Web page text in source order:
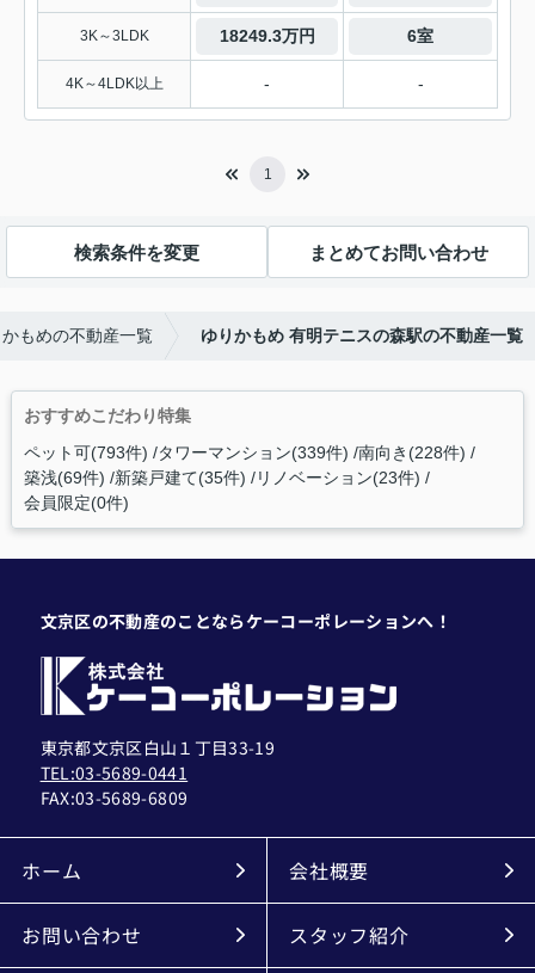
3K～3LDK 18249.3万円 6室
4K～4LDK以上 - -
1
検索条件を変更 まとめてお問い合わせ
もめの不動産一覧 ゆりかもめ 有明テニスの森駅の不動産一覧
おすすめこだわり特集
ペット可(793件) タワーマンション(339件) 南向き(228件)
築浅(69件) 新築戸建て(35件) リノベーション(23件)
会員限定(0件)
文京区の不動産のことならケーコーポレーションへ！
東京都文京区白山１丁目33-19
TEL:03-5689-0441
FAX:03-5689-6809
ホーム 会社概要
お問い合わせ スタッフ紹介